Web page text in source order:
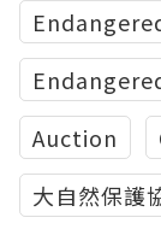
Auction
大自然保護